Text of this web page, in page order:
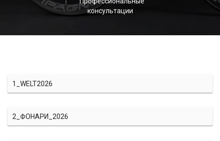
консультации
1_WELT2026
2_ФОНАРИ_2026